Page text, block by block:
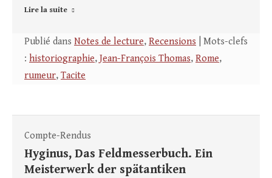
Lire la suite
Publié dans Notes de lecture, Recensions | Mots-clefs
: historiographie, Jean-François Thomas, Rome,
rumeur, Tacite
Compte-Rendus
Hyginus, Das Feldmesserbuch. Ein
Meisterwerk der spätantiken